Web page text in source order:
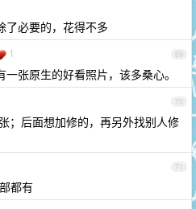
了必要的，花得不多
69
1
张原生的好看照片，该多桑心。
70
；后面想加修的，再另外找别人修
71
都有